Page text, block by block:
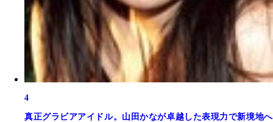
4
真正グラビアアイドル。山田かなが卓越した表現力で新境地へ